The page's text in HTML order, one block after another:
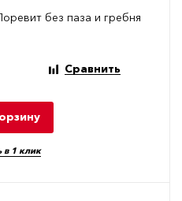
без паза и гребня
Сравнить
в 1 клик